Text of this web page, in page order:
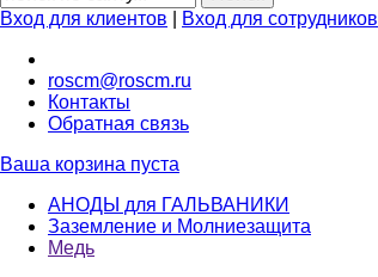
Вход для клиентов Вход для сотрудников
roscm@roscm.ru
Контакты
Обратная связь
Ваша корзина пуста
АНОДЫ для ГАЛЬВАНИКИ
Заземление и Молниезащита
Медь